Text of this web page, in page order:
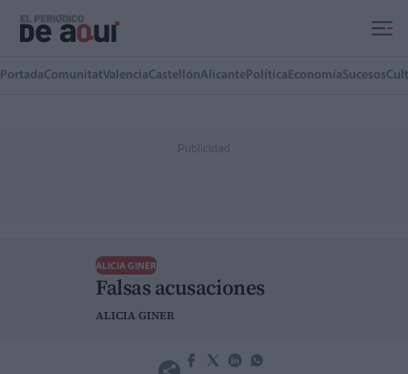
PortadaComunitatValenciaCastellónAlicante Política EconomíaSucesos
Falsas acusaciones
ALICIA GINER
ALICIA GINER